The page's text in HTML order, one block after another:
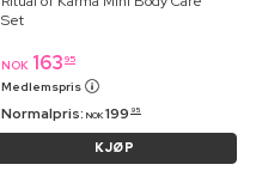
Set
NOK 163 95
Medlemspris
Normalpris: NOK 199 95
KJØP